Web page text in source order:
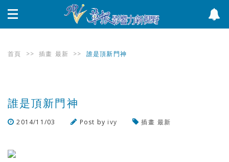
首頁 >> 插畫 最新 >> 誰是頂新門神
誰是頂新門神
2014/11/03 Post by ivy 插畫 最新